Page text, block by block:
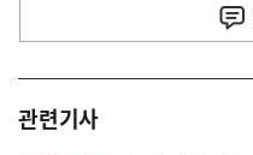
관련기사